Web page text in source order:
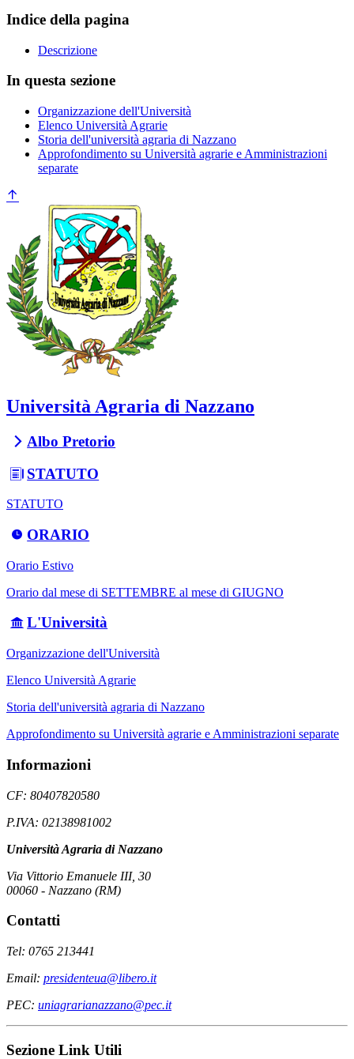
Indice della pagina
Descrizione
In questa sezione
Organizzazione dell'Università
Elenco Università Agrarie
Storia dell'università agraria di Nazzano
Approfondimento su Università agrarie e Amministrazioni
separate
Università Agraria di Nazzano
Albo Pretorio
STATUTO
STATUTO
ORARIO
Orario Estivo
Orario dal mese di SETTEMBRE al mese di GIUGNO
L'Università
Organizzazione dell'Università
Elenco Università Agrarie
Storia dell'università agraria di Nazzano
Approfondimento su Università agrarie e Amministrazioni separate
Informazioni
CF: 80407820580
P.IVA: 02138981002
Università Agraria di Nazzano
Via Vittorio Emanuele III, 30
00060 - Nazzano (RM)
Contatti
Tel: 0765 213441
Email: presidenteua@libero.it
PEC: uniagrarianazzano@pec.it
Sezione Link Utili